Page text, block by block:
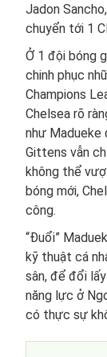
Jadon
chuyển tới 1
Ở 1 đội bóng
chinh phục
Champions
Chelsea rõ
như Madueke
Gittens vẫn
không thể
bóng mới,
công.
“Đuổi”
kỹ thuật cá
sân, để đổi
năng lực ở
có thực sự